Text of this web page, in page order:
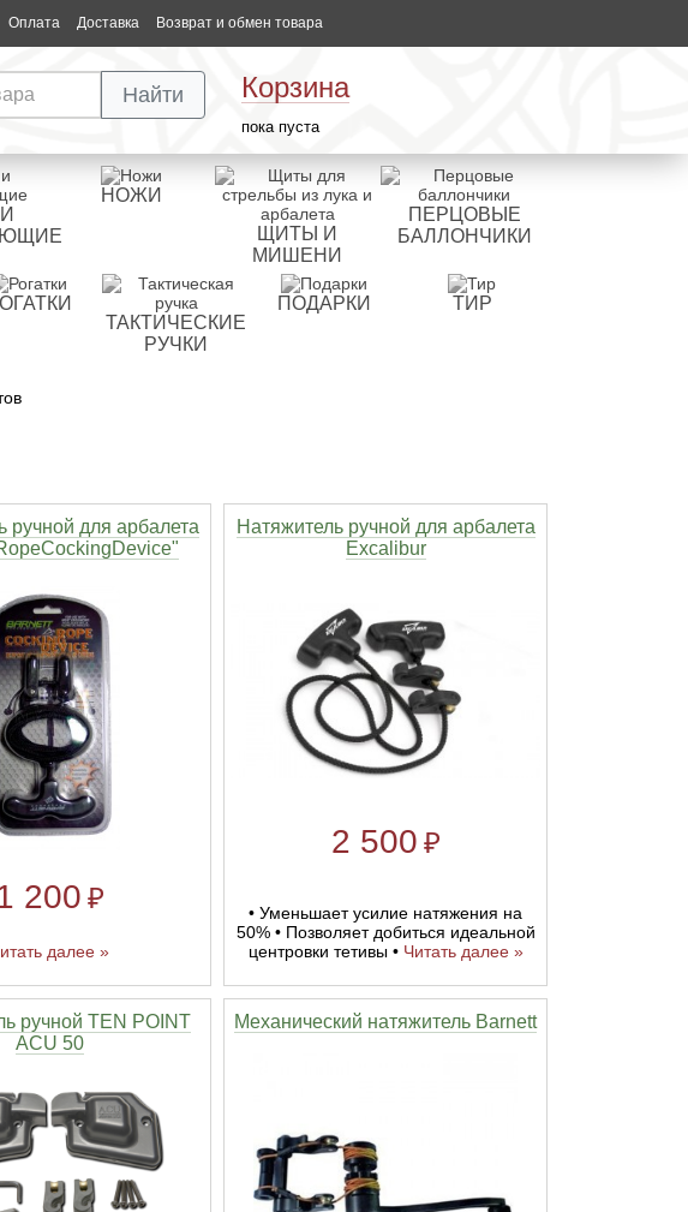
Оплата Доставка Возврат и обмен товара
Корзина
пока пуста
Найти
НОЖИ
ЩИТЫ И
МИШЕНИ
ПЕРЦОВЫЕ
БАЛЛОНЧИКИ
ТАКТИЧЕСКИЕ
РУЧКИ
ПОДАРКИ ТИР
ручной для арбалета
200 ₽
далее »
Натяжитель ручной для арбалета
Excalibur
2 500 ₽
• Уменьшает усилие натяжения на
50% • Позволяет добиться идеальной
центровки тетивы • Читать далее »
ручной TEN POINT
ACU 50
Механический натяжитель Barnett